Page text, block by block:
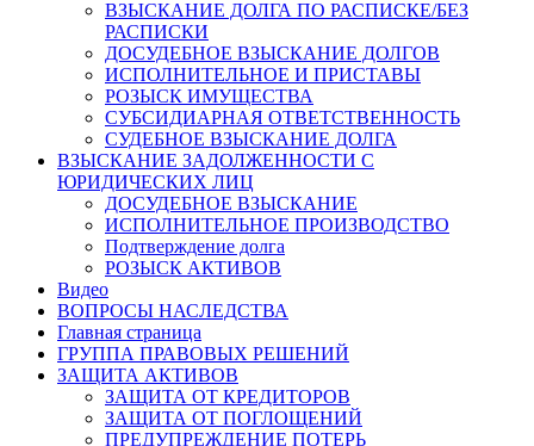
ВЗЫСКАНИЕ ДОЛГА ПО РАСПИСКЕ/БЕЗ
РАСПИСКИ
ДОСУДЕБНОЕ ВЗЫСКАНИЕ ДОЛГОВ
ИСПОЛНИТЕЛЬНОЕ И ПРИСТАВЫ
РОЗЫСК ИМУЩЕСТВА
СУБСИДИАРНАЯ ОТВЕТСТВЕННОСТЬ
СУДЕБНОЕ ВЗЫСКАНИЕ ДОЛГА
ВЗЫСКАНИЕ ЗАДОЛЖЕННОСТИ С
ЮРИДИЧЕСКИХ ЛИЦ
ДОСУДЕБНОЕ ВЗЫСКАНИЕ
ИСПОЛНИТЕЛЬНОЕ ПРОИЗВОДСТВО
Подтверждение долга
РОЗЫСК АКТИВОВ
Видео
ВОПРОСЫ НАСЛЕДСТВА
Главная страница
ГРУППА ПРАВОВЫХ РЕШЕНИЙ
ЗАЩИТА АКТИВОВ
ЗАЩИТА ОТ КРЕДИТОРОВ
ЗАЩИТА ОТ ПОГЛОЩЕНИЙ
ПРЕДУПРЕЖДЕНИЕ ПОТЕРЬ